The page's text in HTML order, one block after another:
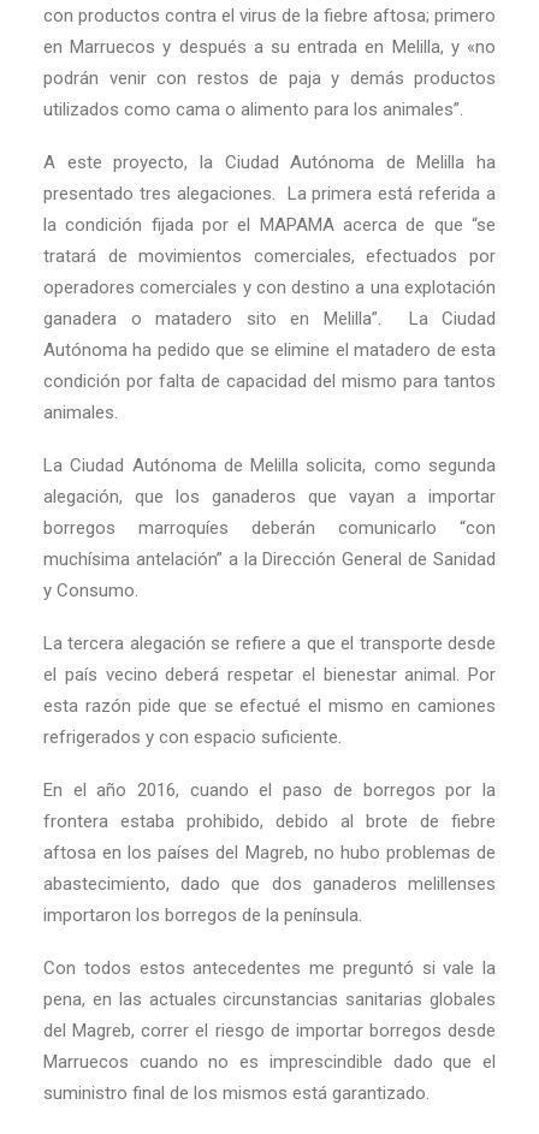
con productos contra el virus de la fiebre aftosa; primero
en Marruecos y después a su entrada en Melilla, y «no
podrán venir con restos de paja y demás productos
utilizados como cama o alimento para los animales”.
A este proyecto, la Ciudad Autónoma de Melilla ha
presentado tres alegaciones. La primera está referida a
la condición fijada por el MAPAMA acerca de que “se
tratará de movimientos comerciales, efectuados por
operadores comerciales y con destino a una explotación
ganadera o matadero sito en Melilla”. La Ciudad
Autónoma ha pedido que se elimine el matadero de esta
condición por falta de capacidad del mismo para tantos
animales.
La Ciudad Autónoma de Melilla solicita, como segunda
alegación, que los ganaderos que vayan a importar
borregos marroquíes deberán comunicarlo “con
muchísima antelación” a la Dirección General de Sanidad
y Consumo.
La tercera alegación se refiere a que el transporte desde
el país vecino deberá respetar el bienestar animal. Por
esta razón pide que se efectué el mismo en camiones
refrigerados y con espacio suficiente.
En el año 2016, cuando el paso de borregos por la
frontera estaba prohibido, debido al brote de fiebre
aftosa en los países del Magreb, no hubo problemas de
abastecimiento, dado que dos ganaderos melillenses
importaron los borregos de la península.
Con todos estos antecedentes me preguntó si vale la
pena, en las actuales circunstancias sanitarias globales
del Magreb, correr el riesgo de importar borregos desde
Marruecos cuando no es imprescindible dado que el
suministro final de los mismos está garantizado.